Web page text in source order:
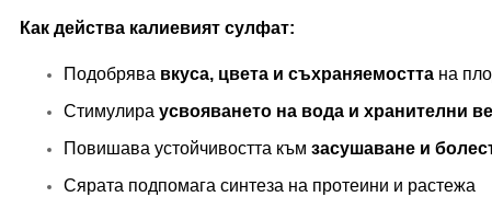
Как действа калиевият сулфат:
Подобрява вкуса, цвета и съхраняемостта на
Стимулира усвояването на вода и хранителни
Повишава устойчивостта към засушаване и
Сярата подпомага синтеза на протеини и растежа